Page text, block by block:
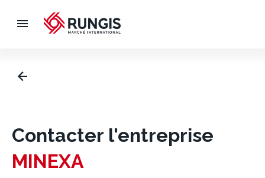
Contacter l'entreprise
MINEXA